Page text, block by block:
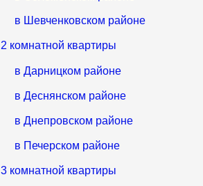
в Шевченковском районе
2 комнатной квартиры
в Дарницком районе
в Деснянском районе
в Днепровском районе
в Печерском районе
3 комнатной квартиры